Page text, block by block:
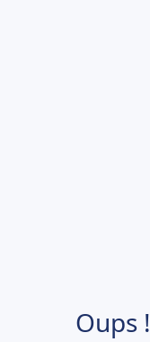
Oups